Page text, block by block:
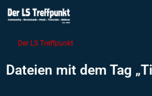
Der LS Treffpunkt
Dateien mit dem Tag